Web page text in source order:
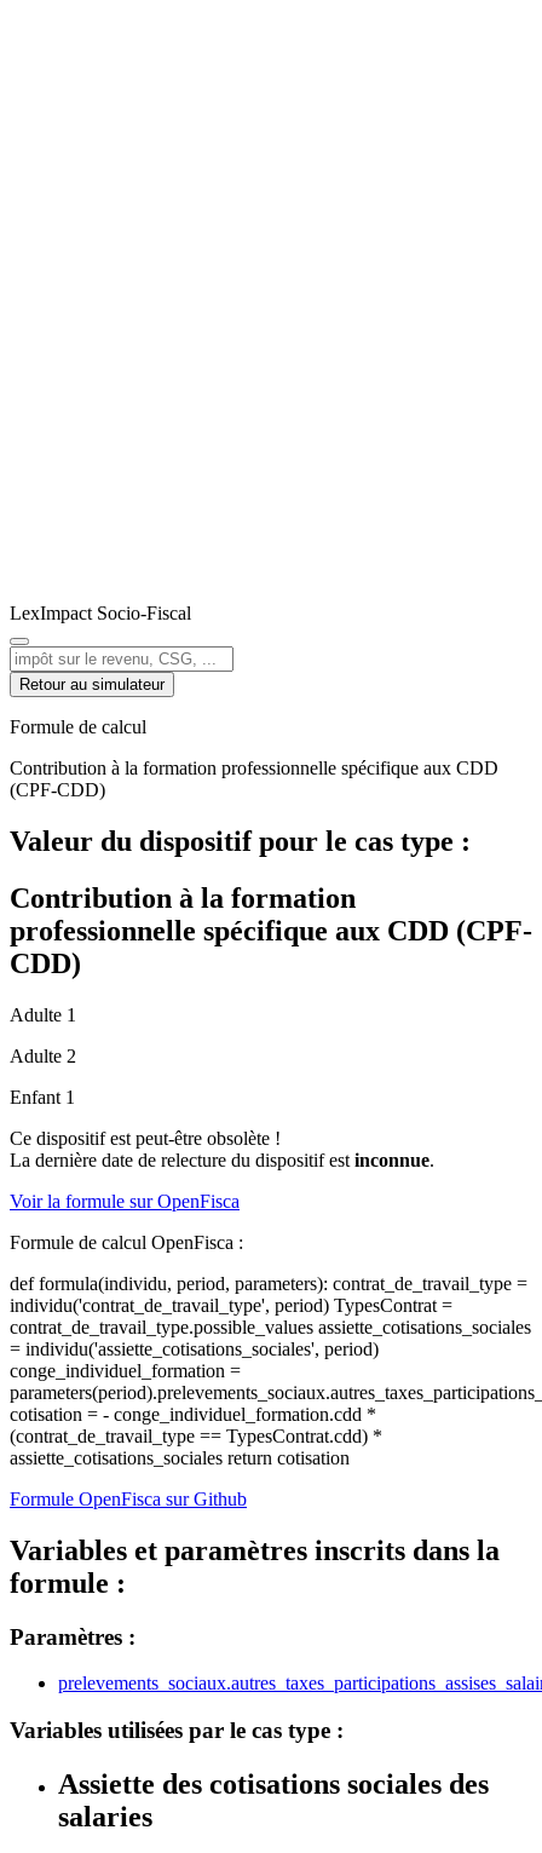
LexImpact Socio-Fiscal
Retour au simulateur
Formule de calcul
Contribution à la formation professionnelle spécifique aux CDD
(CPF-CDD)
Valeur du dispositif pour le cas type :
Contribution à la formation
professionnelle spécifique aux CDD (CPF-
CDD)
Adulte 1
Adulte 2
Enfant 1
Ce dispositif est peut-être obsolète !
La dernière date de relecture du dispositif est inconnue.
Voir la formule sur OpenFisca
Formule de calcul OpenFisca :
def formula(individu, period, parameters): contrat_de_travail_type =
individu('contrat_de_travail_type', period) TypesContrat =
contrat_de_travail_type.possible_values assiette_cotisations_sociales
= individu('assiette_cotisations_sociales', period)
conge_individuel_formation =
cotisation = - conge_individuel_formation.cdd *
(contrat_de_travail_type == TypesContrat.cdd) *
assiette_cotisations_sociales return cotisation
Formule OpenFisca sur Github
Variables et paramètres inscrits dans la
formule :
Paramètres :
Variables utilisées par le cas type :
Assiette des cotisations sociales des
salaries